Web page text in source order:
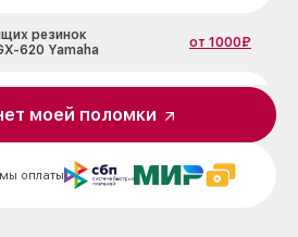
резинок
620 Yamaha
от 1000₽
620 Yamaha
от 1500₽
оплаты
моей поломки